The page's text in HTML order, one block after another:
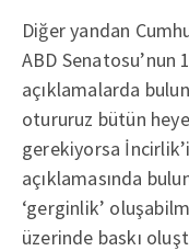
Diğer yandan
ABD Senatosu’nun
açıklamalarda
otururuz bütün
gerekiyorsa
açıklamasında
‘gerginlik’
üzerinde baskı